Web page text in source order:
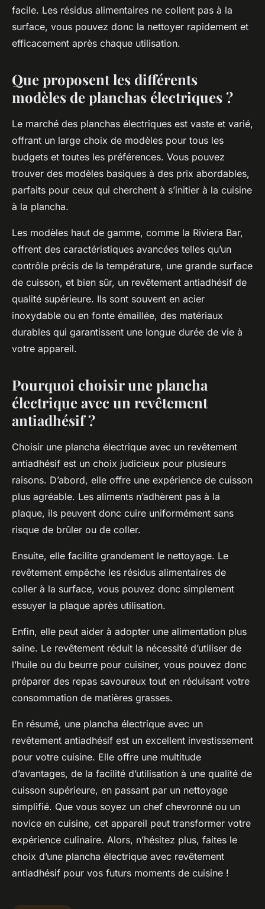
facile. Les résidus alimentaires ne collent pas à la
surface, vous pouvez donc la nettoyer rapidement et
efficacement après chaque utilisation.
Que proposent les différents
modèles de planchas électriques ?
Le marché des planchas électriques est vaste et varié,
offrant un large choix de modèles pour tous les
budgets et toutes les préférences. Vous pouvez
trouver des modèles basiques à des prix abordables,
parfaits pour ceux qui cherchent à s’initier à la cuisine
à la plancha.
Les modèles haut de gamme, comme la Riviera Bar,
offrent des caractéristiques avancées telles qu’un
contrôle précis de la température, une grande surface
de cuisson, et bien sûr, un revêtement antiadhésif de
qualité supérieure. Ils sont souvent en acier
inoxydable ou en fonte émaillée, des matériaux
durables qui garantissent une longue durée de vie à
votre appareil.
Pourquoi choisir une plancha
électrique avec un revêtement
antiadhésif ?
Choisir une plancha électrique avec un revêtement
antiadhésif est un choix judicieux pour plusieurs
raisons. D’abord, elle offre une expérience de cuisson
plus agréable. Les aliments n’adhèrent pas à la
plaque, ils peuvent donc cuire uniformément sans
risque de brûler ou de coller.
Ensuite, elle facilite grandement le nettoyage. Le
revêtement empêche les résidus alimentaires de
coller à la surface, vous pouvez donc simplement
essuyer la plaque après utilisation.
Enfin, elle peut aider à adopter une alimentation plus
saine. Le revêtement réduit la nécessité d’utiliser de
l’huile ou du beurre pour cuisiner, vous pouvez donc
préparer des repas savoureux tout en réduisant votre
consommation de matières grasses.
En résumé, une plancha électrique avec un
revêtement antiadhésif est un excellent investissement
pour votre cuisine. Elle offre une multitude
d’avantages, de la facilité d’utilisation à une qualité de
cuisson supérieure, en passant par un nettoyage
simplifié. Que vous soyez un chef chevronné ou un
novice en cuisine, cet appareil peut transformer votre
expérience culinaire. Alors, n’hésitez plus, faites le
choix d’une plancha électrique avec revêtement
antiadhésif pour vos futurs moments de cuisine !